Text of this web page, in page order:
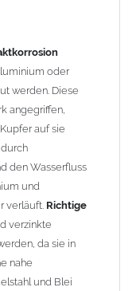
von 1–2 mm sind
ober- und
Fallrohr ersetzt
mit KG- und HT-
und
diesem Zweck
Bei Fragen
oder
werden. Diese
angegriffen,
auf sie
durch
den Wasserfluss
und
verläuft. Richtige
verzinkte
da sie in
nahe
und Blei